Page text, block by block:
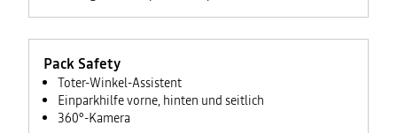
Pack Safety
Toter-Winkel-Assistent
Einparkhilfe vorne, hinten und seitlich
360°-Kamera